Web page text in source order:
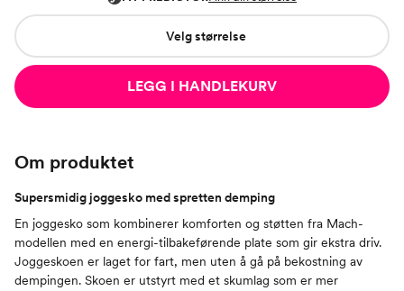
Velg størrelse
LEGG I HANDLEKURV
Om produktet
Supersmidig joggesko med spretten demping
En joggesko som kombinerer komforten og støtten fra Mach-
modellen med en energi-tilbakeførende plate som gir ekstra driv.
Joggeskoen er laget for fart, men uten å gå på bekostning av
dempingen. Skoen er utstyrt med et skumlag som er mer